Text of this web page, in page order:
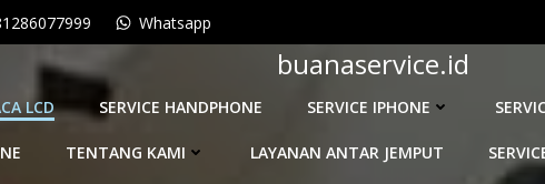
Whatsapp
buanaservice.id
LCD SERVICE HANDPHONE SERVICE IPHONE
TENTANG KAMI LAYANAN ANTAR JEMPUT